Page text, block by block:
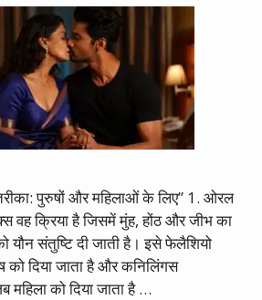
पुरुषों और महिलाओं के लिए” 1. ओरल
वह क्रिया है जिसमें मुंह, होंठ और जीभ का
यौन संतुष्टि दी जाती है। इसे फेलैशियो
दिया जाता है और कनिलिंगस
को दिया जाता है …